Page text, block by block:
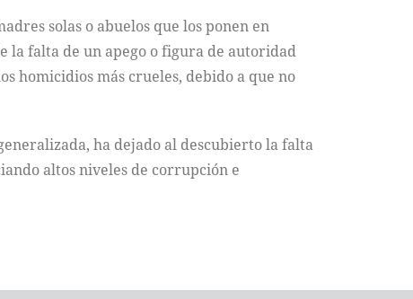
solas o abuelos que los ponen en
la falta de un apego o figura de autoridad
homicidios más crueles, debido a que no
ha dejado al descubierto la falta
altos niveles de corrupción e